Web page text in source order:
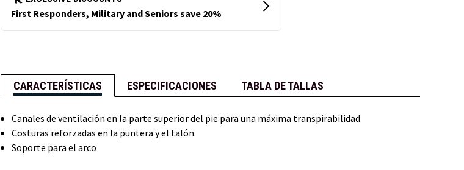
CARACTERÍSTICAS ESPECIFICACIONES TABLA DE TALLAS
Canales de ventilación en la parte superior del pie para una máxima transpirabilidad.
Costuras reforzadas en la puntera y el talón.
Soporte para el arco